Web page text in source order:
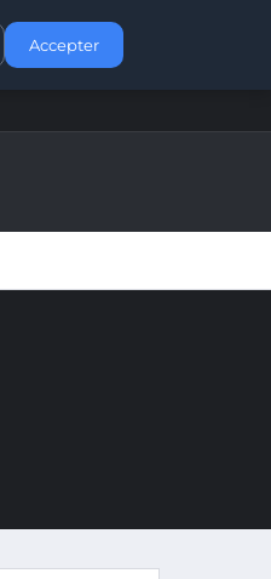
CONTACT
Accepter